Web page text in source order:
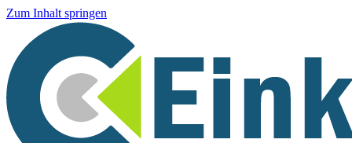
Zum Inhalt springen